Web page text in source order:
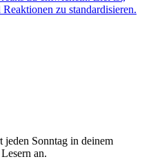
zu standardisieren.
Sonntag in deinem
Lesern an.